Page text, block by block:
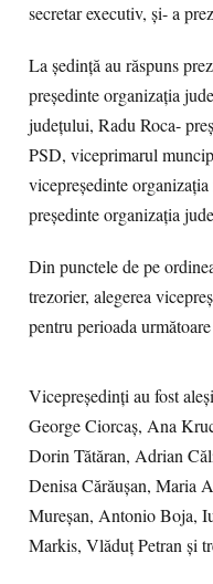
secretar executiv, și- a
La ședință au răspuns
președinte organizația
județului, Radu Roca-
PSD, viceprimarul
vicepreședinte
președinte organizația
Din punctele de pe
trezorier, alegerea
pentru perioada
Vicepreședinți au fost
George Ciorcaș, Ana
Dorin Tătăran, Adrian
Denisa Cărăușan, Maria
Mureșan, Antonio Boja,
Markis, Vlăduț Petran și